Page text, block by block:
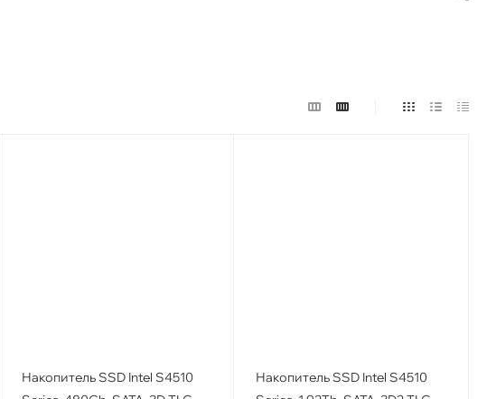
Накопитель SSD Intel S4510
Накопитель SSD Intel S4510